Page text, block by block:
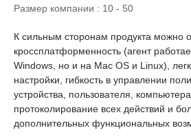
Размер компании : 10 - 50
К сильным сторонам продукта можно
кроссплатформенность (агент
Windows, но и на Mac OS и Linux),
настройки, гибкость в управлении
устройства, пользователя,
протоколирование всех действий и
дополнительных функциональных